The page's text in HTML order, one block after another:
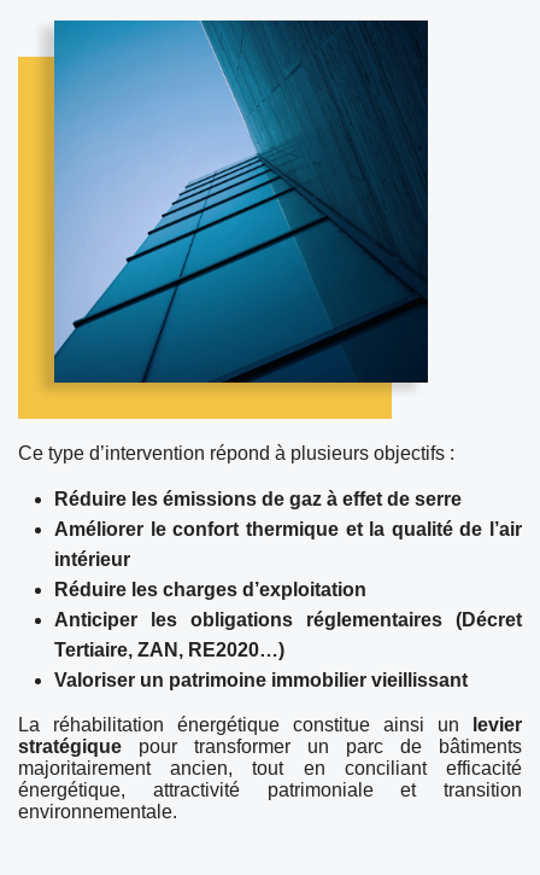
Ce type d’intervention répond à plusieurs objectifs :
Réduire les émissions de gaz à effet de serre
Améliorer le confort thermique et la qualité de l’air
intérieur
Réduire les charges d’exploitation
Anticiper les obligations réglementaires (Décret
Tertiaire, ZAN, RE2020…)
Valoriser un patrimoine immobilier vieillissant
La réhabilitation énergétique constitue ainsi un
levier
stratégique pour transformer un parc de bâtiments
majoritairement ancien, tout en conciliant efficacité
énergétique, attractivité patrimoniale et transition
environnementale.